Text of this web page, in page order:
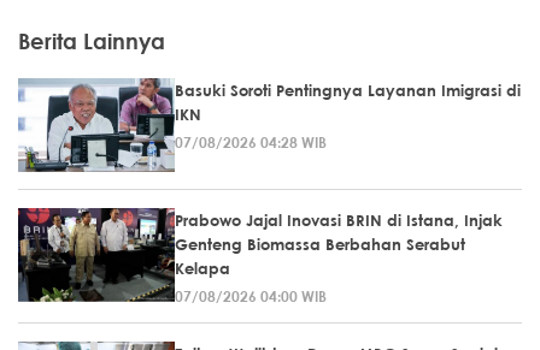
Berita Lainnya
Basuki Soroti Pentingnya Layanan Imigrasi di
IKN
07/08/2026 04:28 WIB
Prabowo Jajal Inovasi BRIN di Istana, Injak
Genteng Biomassa Berbahan Serabut
Kelapa
07/08/2026 04:00 WIB